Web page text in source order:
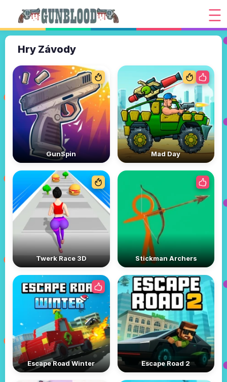
Hry Závody
GunSpin Mad Day
Twerk Race 3D Stickman Archers
Escape Road Winter Escape Road 2